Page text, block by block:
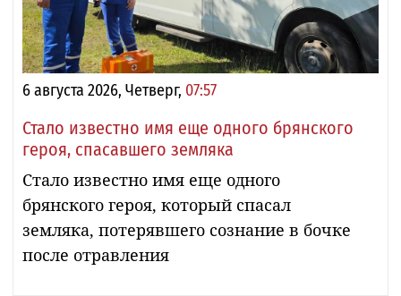
6 августа 2026, Четверг, 07:57
Стало известно имя еще одного брянского
героя, спасавшего земляка
Стало известно имя еще одного
брянского героя, который спасал
земляка, потерявшего сознание в бочке
после отравления